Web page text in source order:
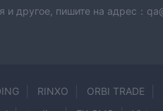
и другое, пишите на адрес：
RINXO ORBI TRADE